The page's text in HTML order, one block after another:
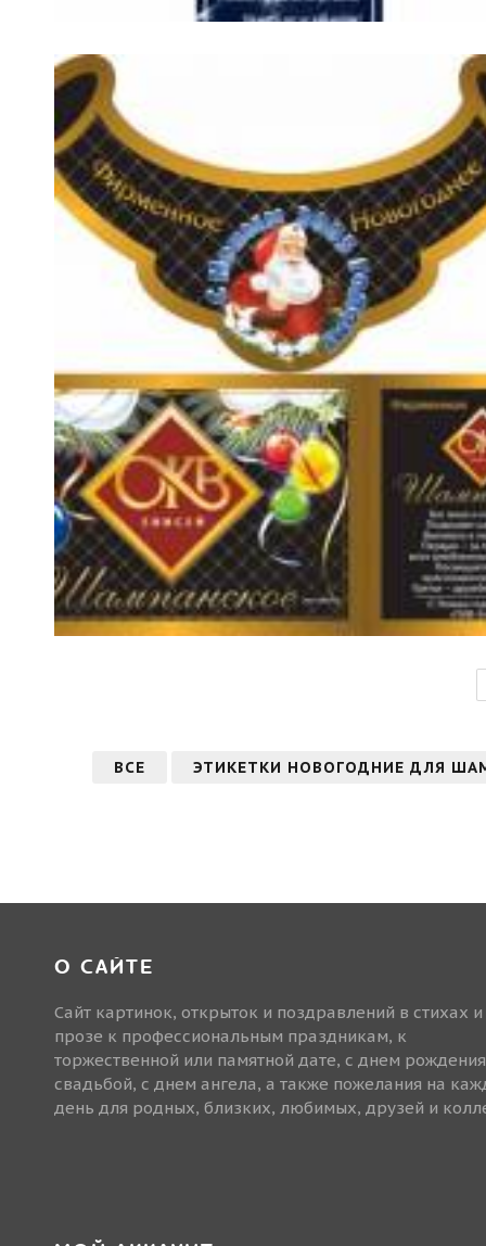
ВСЕ ЭТИКЕТКИ НОВОГОДНИЕ ДЛЯ
О САЙТЕ
Сайт картинок, открыток и поздравлений в стихах и
прозе к профессиональным праздникам, к
торжественной или памятной дате, с днем
свадьбой, с днем ангела, а также пожелания на
день для родных, близких, любимых, друзей и